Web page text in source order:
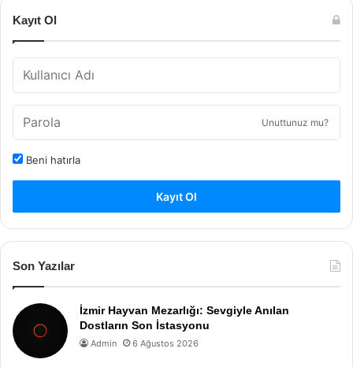
Kayıt Ol
Unuttunuz mu?
Beni hatırla
Kayıt Ol
Son Yazılar
İzmir Hayvan Mezarlığı: Sevgiyle Anılan
Dostların Son İstasyonu
Admin 6 Ağustos 2026